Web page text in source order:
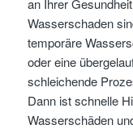
Wasserschaden
temporäre
oder eine
schleichende
Dann ist schnelle
Wasserschäden